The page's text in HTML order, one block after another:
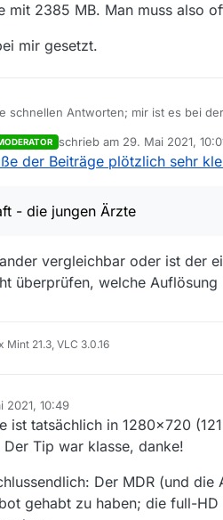
mit 2385 MB. Man muss also
mir gesetzt.
schnellen Antworten; mir ist es bei
die letzten Tage, dass es fast
haben. Hatte der MDR da ein
also offenbar sehr aufpassen.
ist bei mir gesetzt.
schrieb am 29. Mai 2021,
zuletzt editiert von
der Beiträge plötzlich sehr
- die jungen Ärzte
vergleichbar oder ist der
überprüfen, welche
21.3, VLC 3.0.16
2021, 10:49
ist tatsächlich in 1280x720
Tip war klasse, danke!
Der MDR (und
gehabt zu haben; die full-